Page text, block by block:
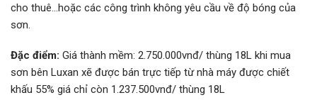
cho thuê…hoặc các công trình không yêu cầu về độ bóng của
sơn.
Đặc điểm: Giá thành mềm: 2.750.000vnđ/ thùng 18L khi mua
sơn bên Luxan xẽ được bán trực tiếp từ nhà máy được chiết
khấu 55% giá chỉ còn 1.237.500vnđ/ thùng 18L